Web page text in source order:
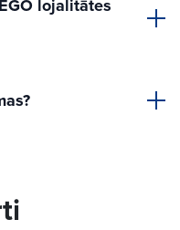
lojalitātes